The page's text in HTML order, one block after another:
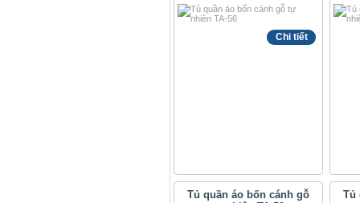
Chi tiết
Tủ quần áo bốn cánh gỗ
Tủ